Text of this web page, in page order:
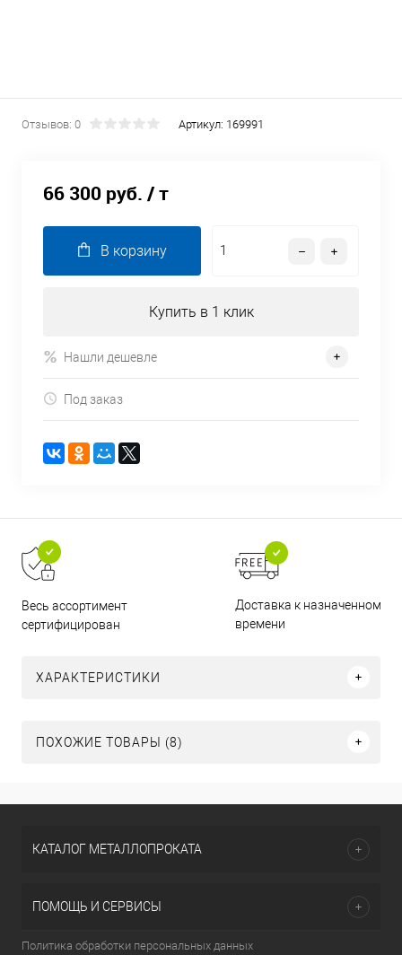
Отзывов: 0 Артикул: 169991
66 300 руб. / т
В корзину
Купить в 1 клик
Нашли дешевле
Под заказ
Весь ассортимент
сертифицирован
Доставка к назначенному
времени
ХАРАКТЕРИСТИКИ
ПОХОЖИЕ ТОВАРЫ (8)
КАТАЛОГ МЕТАЛЛОПРОКАТА
ПОМОЩЬ И СЕРВИСЫ
Политика обработки персональных данных